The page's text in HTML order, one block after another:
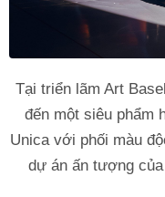
Tại triển lãm Art
đến một siêu phẩm
Unica với phối màu
dự án ấn tượng